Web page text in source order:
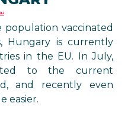
vaccinated
Hungary is currently
in the EU. In July,
to the current
and recently even
easier.